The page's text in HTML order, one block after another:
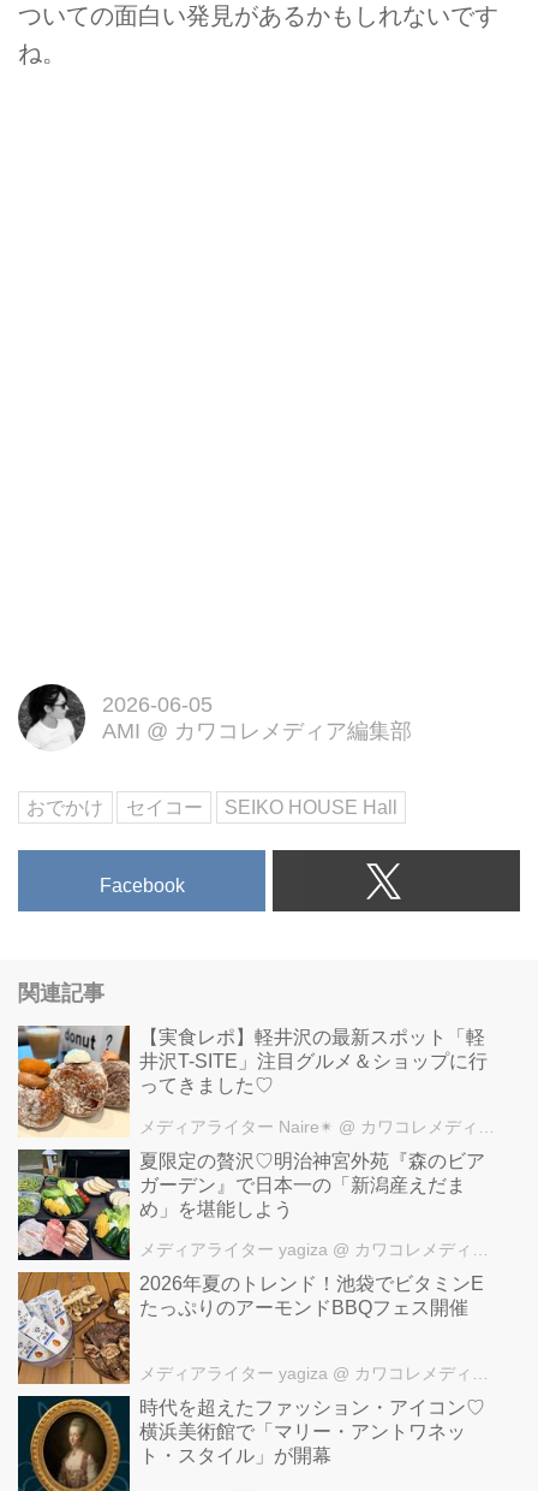
ついての面白い発見があるかもしれないです
ね。
2026-06-05
AMI @ カワコレメディア編集部
おでかけ セイコー SEIKO HOUSE Hall
Facebook
関連記事
【実食レポ】軽井沢の最新スポット「軽
井沢T-SITE」注目グルメ＆ショップに行
ってきました♡
メディアライター Naire✴︎ @ カワコレメディア編集部
夏限定の贅沢♡明治神宮外苑『森のビア
ガーデン』で日本一の「新潟産えだま
め」を堪能しよう
メディアライター yagiza @ カワコレメディア編集部
2026年夏のトレンド！池袋でビタミンE
たっぷりのアーモンドBBQフェス開催
メディアライター yagiza @ カワコレメディア編集部
時代を超えたファッション・アイコン♡
横浜美術館で「マリー・アントワネッ
ト・スタイル」が開幕